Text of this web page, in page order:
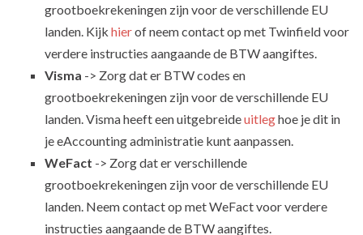
grootboekrekeningen zijn voor de verschillende EU
landen. Kijk hierof neem contact op met Twinfield voor
verdere instructies aangaande de BTW aangiftes.
Visma -> Zorg dat er BTW codes en
grootboekrekeningen zijn voor de verschillende EU
landen. Visma heeft een uitgebreideuitleghoe je dit in
je eAccounting administratie kunt aanpassen.
WeFact -> Zorg dat er verschillende
grootboekrekeningen zijn voor de verschillende EU
landen. Neem contact op met WeFact voor verdere
instructies aangaande de BTW aangiftes.